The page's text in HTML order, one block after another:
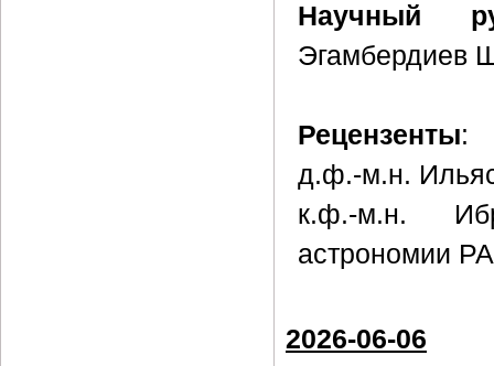
Научный
Эгамбердиев
Рецензенты:
д.ф.-м.н.
к.ф.-м.н.
астрономии
2026-06-06